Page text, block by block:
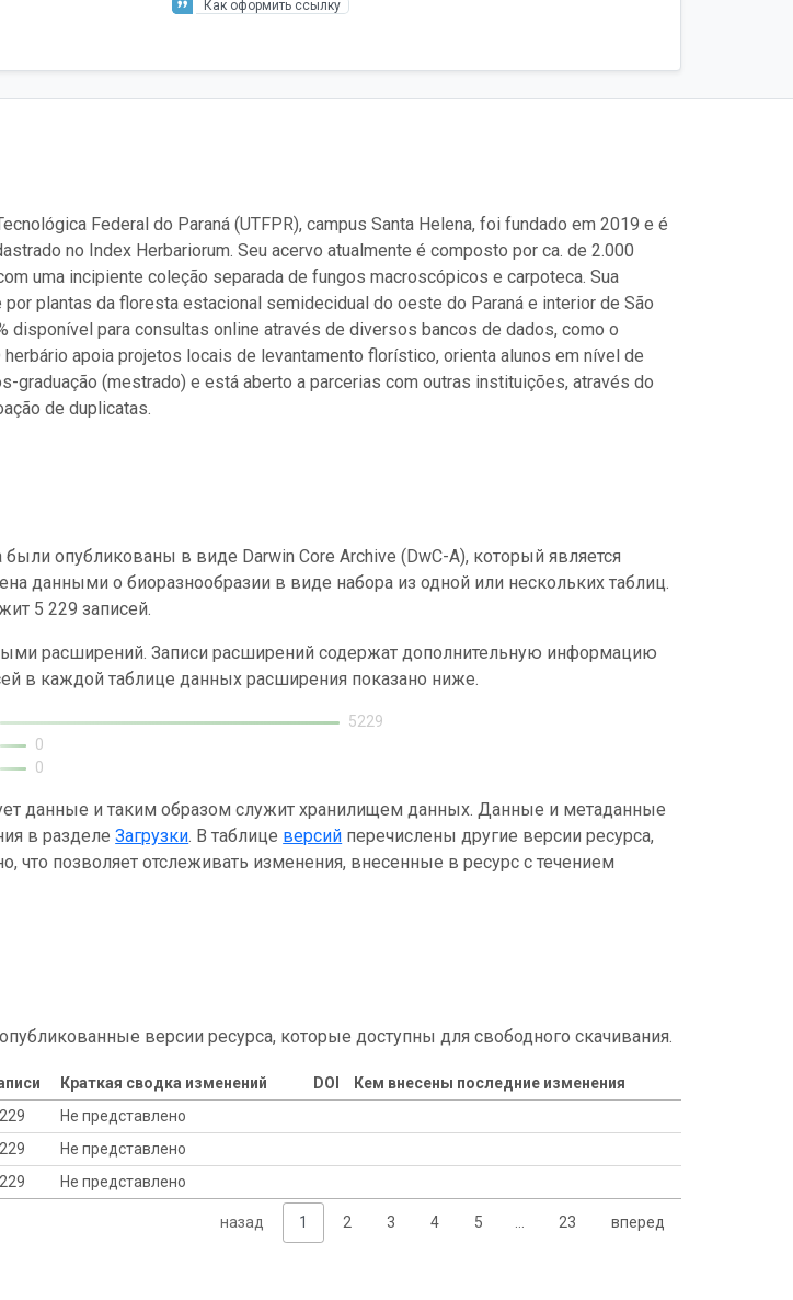
Как оформить ссылку
Federal do Paraná (UTFPR), campus Santa Helena, foi fundado em 2019 e é
no Index Herbariorum. Seu acervo atualmente é composto por ca. de 2.000
uma incipiente coleção separada de fungos macroscópicos e carpoteca. Sua
plantas da floresta estacional semidecidual do oeste do Paraná e interior de São
disponível para consultas online através de diversos bancos de dados, como o
herbário apoia projetos locais de levantamento florístico, orienta alunos em nível de
graduação (mestrado) e está aberto a parcerias com outras instituições, através do
de duplicatas.
опубликованы в виде Darwin Core Archive (DwC-A), который является
данными о биоразнообразии в виде набора из одной или нескольких таблиц.
5 229 записей.
расширений. Записи расширений содержат дополнительную информацию
в каждой таблице данных расширения показано ниже.
5229
0
0
данные и таким образом служит хранилищем данных. Данные и метаданные
в разделеЗагрузки. В таблице версий перечислены другие версии ресурса,
что позволяет отслеживать изменения, внесенные в ресурс с течением
версии ресурса, которые доступны для свободного скачивания.
Краткая сводка изменений DOI
Кем внесены последние изменения
Не представлено
Не представлено
Не представлено
назад 1 2 3 4 5 … 23 вперед